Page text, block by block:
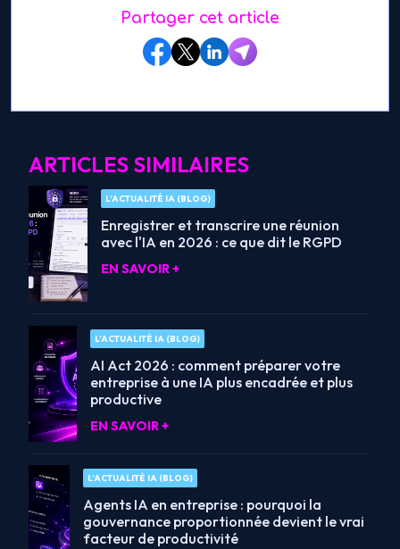
Partager cet article
ARTICLES SIMILAIRES
L’ACTUALITÉ IA (BLOG)
Enregistrer et transcrire une réunion
avec l'IA en 2026 : ce que dit le RGPD
EN SAVOIR +
L’ACTUALITÉ IA (BLOG)
AI Act 2026 : comment préparer votre
entreprise à une IA plus encadrée et plus
productive
EN SAVOIR +
L’ACTUALITÉ IA (BLOG)
Agents IA en entreprise : pourquoi la
gouvernance proportionnée devient le vrai
facteur de productivité